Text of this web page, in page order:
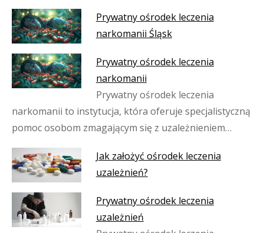
Prywatny ośrodek leczenia
narkomanii Śląsk
Prywatny ośrodek leczenia
narkomanii
Prywatny ośrodek leczenia
narkomanii to instytucja, która oferuje specjalistyczną
pomoc osobom zmagającym się z uzależnieniem…
Jak założyć ośrodek leczenia
uzależnień?
Prywatny ośrodek leczenia
uzależnień